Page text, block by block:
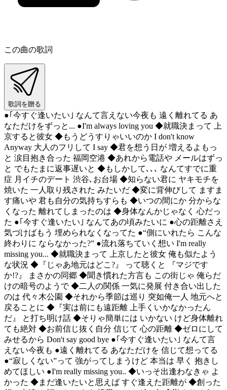
この曲の歌詞
歌詞を贈る
●｢今すぐ逢いたい｣ なんて言えない今夜も 遠く離れてる あ
なただけをずっと... ●I'm always loving you ◆就職決まって 上
京すると彼女 ◆もうどうすりゃいいのか I don't know
Anyway 大人のフリして I say ◆君を想う日が 増えるよもっ
と 涙目抱き合った 福岡空港 ◆あれから電話や メールはずっ
と でもたまに返事遅いと ◆もしかして､､､ なんてすでに重
症 月イチのデート 渋谷､お台場 ◆知らない君に ヤキモチを
焼いた 一人取り残された みたいだ ◆変に背伸びして ますま
す痛いや 君も自分の気持ちすらも ◆いつの間にか 分からな
くなった 離れてしまったのは ◆身体なんかじゃなく 心だっ
た ●｢今すぐ逢いたい｣ なんてあの頃みたいに ●心の距離さえ
気づけばもう 埋められなくなってた ●“側にいれたら こんな
終わりに ならなかった?” ●流れ落ちていく想い I'm really
missing you... ◆就職決まって 上京したと彼女 俺も似たよう
な状況 ◆『じゃあ地元はどこ?』 って聴くと 『マジです
か!?』 まさかの同郷 ◆聞き慣れた方言も この街じゃ 俺らだ
けの暗号のようで ◆二人の関係 一気に発展 付き合い出した
のは 代々木公園 ◆それから季節は巡り 突如俺一人 地元へと
戻ることに ◆『実は前にも遠距離 上手くいかなかったん
だ』 と打ち明け話 ◆そりゃ簡単には いかない けど身体離れ
ても絶対 ◆お前信じ抜く自分 信じて 心の距離 ◆ゼロにして
みせるから Don't say good bye ●｢今すぐ逢いたい｣ なんて言
えない今夜も ●遠く離れてる あなただけを 信じて想ってる
●“寂しくない”って 強がってしまうけど 本当は 早く 抱きし
めてほしい ●I'm really missing you.. ◆いっそ出逢わなきゃ よ
かった ◆まだ逢いたいと思えば すぐ逢えた距離が ◆創った